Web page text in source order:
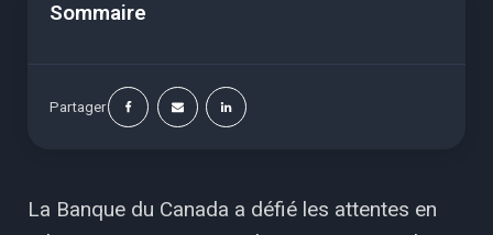
Sommaire
Partager
La Banque du Canada a défié les attentes en